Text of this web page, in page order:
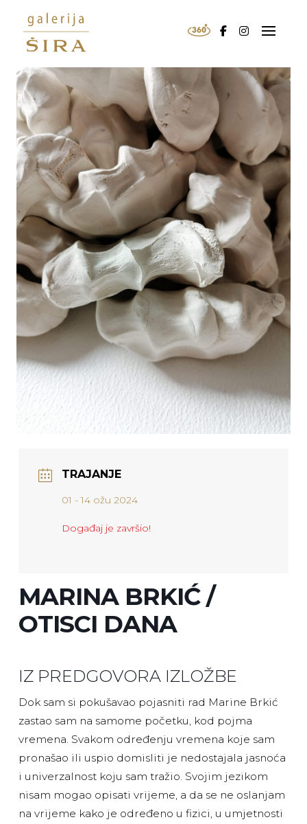
TRAJANJE
01 - 14 ožu 2024
Događaj je završio!
MARINA BRKIĆ /
OTISCI DANA
IZ PREDGOVORA IZLOŽBE
Dok sam si pokušavao pojasniti rad Marine Brkić
zastao sam na samome početku, kod pojma
vremena. Svakom određenju vremena koje sam
pronašao ili uspio domisliti je nedostajala jasnoća
i univerzalnost koju sam tražio. Svojim jezikom
nisam mogao opisati vrijeme, a da se ne oslanjam
na vrijeme kako je određeno u fizici, u umjetnosti